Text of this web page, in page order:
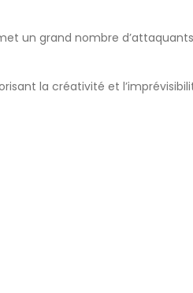
un grand nombre
la créativité et